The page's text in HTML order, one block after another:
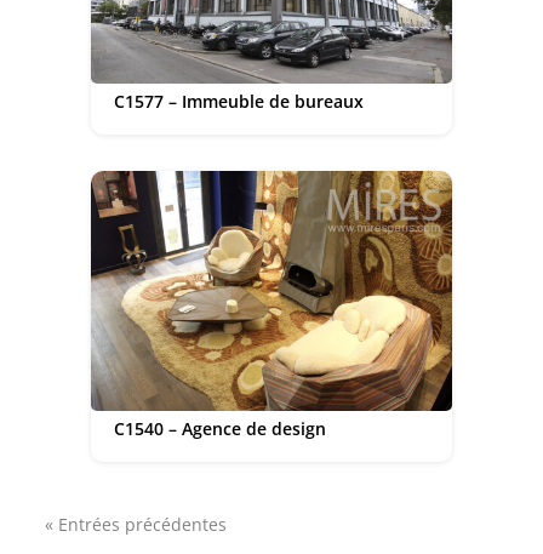
C1577 – Immeuble de bureaux
C1540 – Agence de design
« Entrées précédentes